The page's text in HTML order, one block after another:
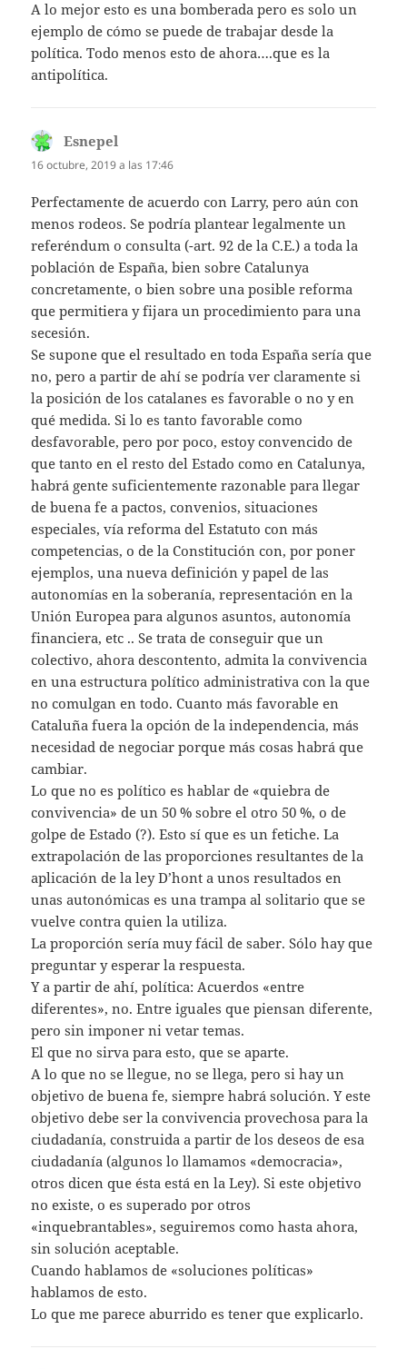
A lo mejor esto es una bomberada pero es solo un
ejemplo de cómo se puede de trabajar desde la
política. Todo menos esto de ahora….que es la
antipolítica.
Esnepel
16 octubre, 2019 a las 17:46
Perfectamente de acuerdo con Larry, pero aún con
menos rodeos. Se podría plantear legalmente un
referéndum o consulta (-art. 92 de la C.E.) a toda la
población de España, bien sobre Catalunya
concretamente, o bien sobre una posible reforma
que permitiera y fijara un procedimiento para una
secesión.
Se supone que el resultado en toda España sería que
no, pero a partir de ahí se podría ver claramente si
la posición de los catalanes es favorable o no y en
qué medida. Si lo es tanto favorable como
desfavorable, pero por poco, estoy convencido de
que tanto en el resto del Estado como en Catalunya,
habrá gente suficientemente razonable para llegar
de buena fe a pactos, convenios, situaciones
especiales, vía reforma del Estatuto con más
competencias, o de la Constitución con, por poner
ejemplos, una nueva definición y papel de las
autonomías en la soberanía, representación en la
Unión Europea para algunos asuntos, autonomía
financiera, etc .. Se trata de conseguir que un
colectivo, ahora descontento, admita la convivencia
en una estructura político administrativa con la que
no comulgan en todo. Cuanto más favorable en
Cataluña fuera la opción de la independencia, más
necesidad de negociar porque más cosas habrá que
cambiar.
Lo que no es político es hablar de «quiebra de
convivencia» de un 50 % sobre el otro 50 %, o de
golpe de Estado (?). Esto sí que es un fetiche. La
extrapolación de las proporciones resultantes de la
aplicación de la ley D’hont a unos resultados en
unas autonómicas es una trampa al solitario que se
vuelve contra quien la utiliza.
La proporción sería muy fácil de saber. Sólo hay que
preguntar y esperar la respuesta.
Y a partir de ahí, política: Acuerdos «entre
diferentes», no. Entre iguales que piensan diferente,
pero sin imponer ni vetar temas.
El que no sirva para esto, que se aparte.
A lo que no se llegue, no se llega, pero si hay un
objetivo de buena fe, siempre habrá solución. Y este
objetivo debe ser la convivencia provechosa para la
ciudadanía, construida a partir de los deseos de esa
ciudadanía (algunos lo llamamos «democracia»,
otros dicen que ésta está en la Ley). Si este objetivo
no existe, o es superado por otros
«inquebrantables», seguiremos como hasta ahora,
sin solución aceptable.
Cuando hablamos de «soluciones políticas»
hablamos de esto.
Lo que me parece aburrido es tener que explicarlo.